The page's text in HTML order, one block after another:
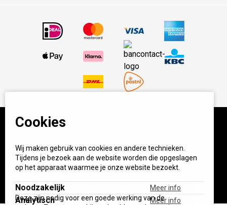
BTW.Algemene voorwaarden
Privacy
Start your own BXC
Cookies
Wij maken gebruik van cookies en andere technieken.
Tijdens je bezoek aan de website worden die opgeslagen
op het apparaat waarmee je onze website bezoekt.
Noodzakelijk
Meer info
Deze zijn nodig voor een goede werking van de
Analytisch Meer info